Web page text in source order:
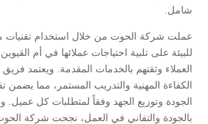
شامل.
عملت شركة الحوت من خلال استخدام تقنيات
للبيئة على تلبية احتياجات عملائها في أم
العملاء وثقتهم بالخدمات المقدمة. ويعتمد
الكفاءة المهنية والتدريب المستمر، مما يضمن
الجودة وتوزيع الجهد وفقاً لمتطلبات كل عميل.
بالجودة والتفاني في العمل، نجحت شركة